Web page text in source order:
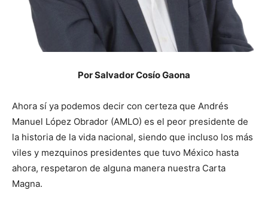
Por Salvador Cosío Gaona
Ahora sí ya podemos decir con certeza que Andrés
Manuel López Obrador (AMLO) es el peor presidente de
la historia de la vida nacional, siendo que incluso los más
viles y mezquinos presidentes que tuvo México hasta
ahora, respetaron de alguna manera nuestra Carta
Magna.